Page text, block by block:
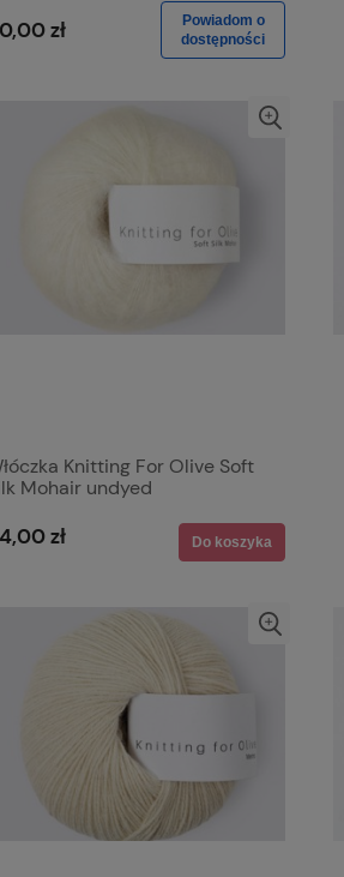
zł
Powiadom o
dostępności
Knitting For Olive Soft
Mohair undyed
zł Do koszyka